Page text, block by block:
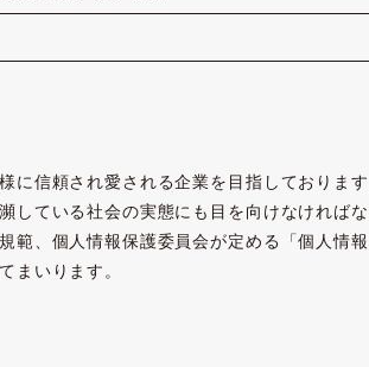
信頼され愛される企業を目指しておりま
ている社会の実態にも目を向けなければ
範、個人情報保護委員会が定める「個人情
まいります。